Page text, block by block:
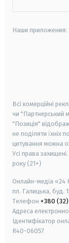
Наши приложения:
Всі комерційні
чи "Партнерський
"Позиція"
не поділяти їхніх
цитування можна
Усі права захищені.
року (21+)
Онлайн-медіа «24
пл. Галицька, буд.
Телефон +380
Адреса
Ідентифікатор
R40-06057